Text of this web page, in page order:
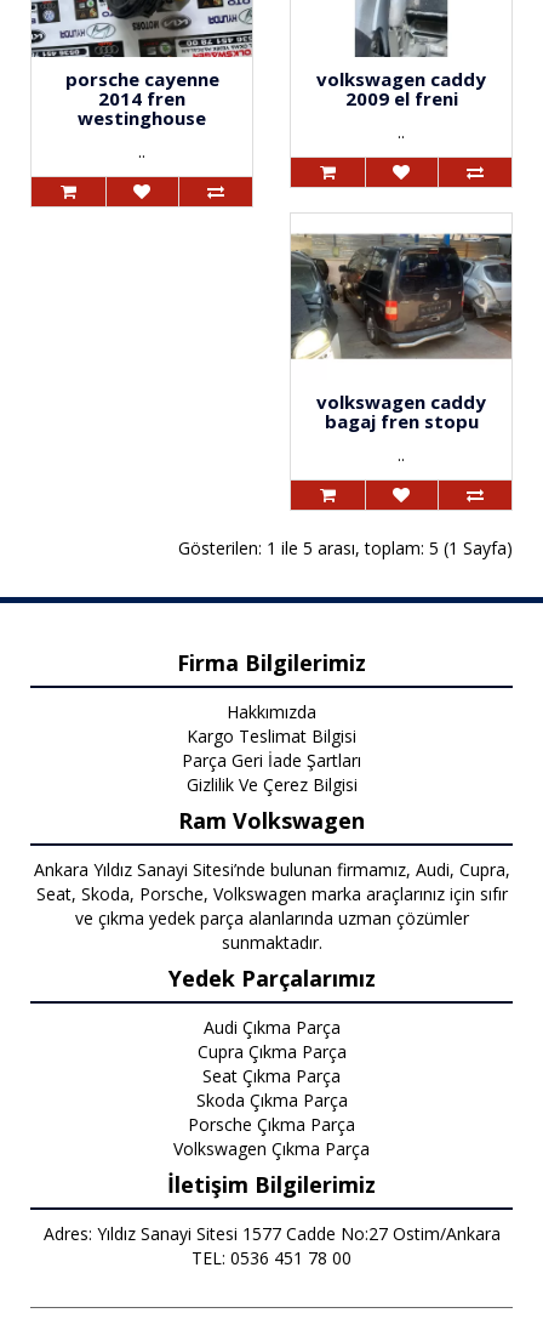
porsche cayenne
2014 fren
westinghouse
..
volkswagen caddy
2009 el freni
..
volkswagen caddy
bagaj fren stopu
..
Gösterilen: 1 ile 5 arası, toplam: 5 (1 Sayfa)
Firma Bilgilerimiz
Hakkımızda
Kargo Teslimat Bilgisi
Parça Geri İade Şartları
Gizlilik Ve Çerez Bilgisi
Ram Volkswagen
Ankara Yıldız Sanayi Sitesi’nde bulunan firmamız, Audi, Cupra,
Seat, Skoda, Porsche, Volkswagen marka araçlarınız için sıfır
ve çıkma yedek parça alanlarında uzman çözümler
sunmaktadır.
Yedek Parçalarımız
Audi Çıkma Parça
Cupra Çıkma Parça
Seat Çıkma Parça
Skoda Çıkma Parça
Porsche Çıkma Parça
Volkswagen Çıkma Parça
İletişim Bilgilerimiz
Adres: Yıldız Sanayi Sitesi 1577 Cadde No:27 Ostim/Ankara
TEL: 0536 451 78 00